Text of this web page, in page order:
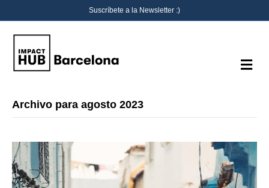
Suscríbete a la Newsletter :)
M
e
Archivo para agosto 2023